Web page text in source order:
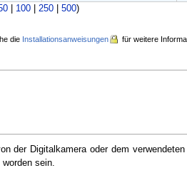
| 100| 250| 500)
die Installationsanweisungen für weitere
der Digitalkamera oder dem
sein.